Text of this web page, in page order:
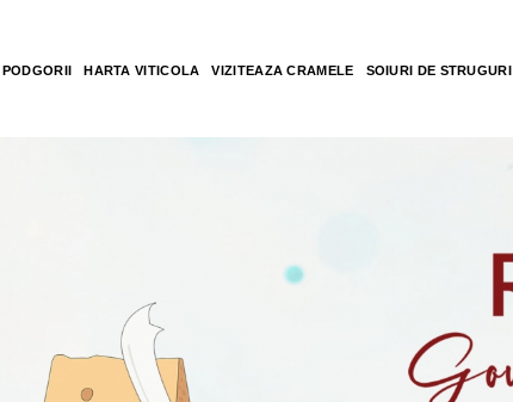
PODGORII HARTA VITICOLA VIZITEAZA CRAMELE SOIURI DE STRUGURI